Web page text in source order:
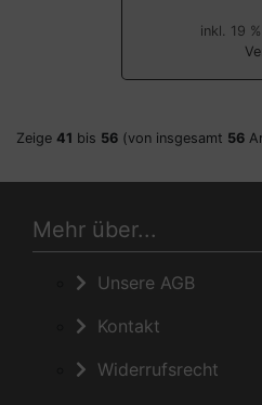
inkl. 19
Zeige 41 bis 56 (von insgesamt 56
Mehr über...
Unsere AGB
Kontakt
Widerrufsrecht